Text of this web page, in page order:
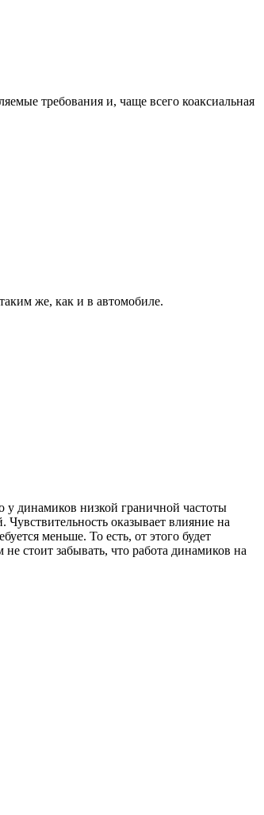
требования и, чаще всего коаксиальная
же, как и в автомобиле.
у динамиков низкой граничной частоты
оказывает влияние на
меньше. То есть, от этого будет
стоит забывать, что работа динамиков на